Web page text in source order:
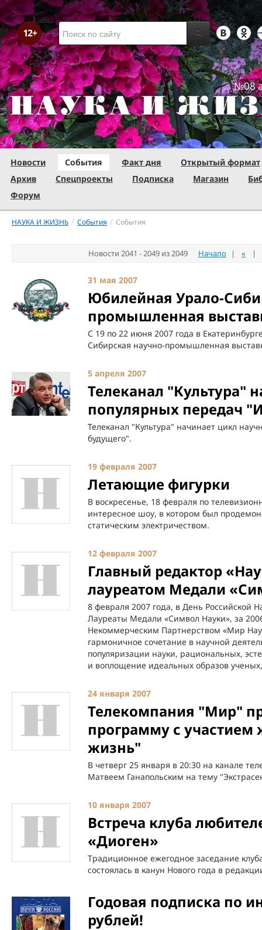
№08
Новости События Факт дня
Открытый формат
Архив
Спецпроекты Подписка Магазин
Форум
НАУКА И ЖИЗНЬ / События / События
Новости 2041 - 2049 из 2049 Начало | « |
31 мая 2007
Юбилейная Урало-
промышленная
С 19 по 22 июня 2007 года в
Сибирская научно-промышленная
5 апреля 2007
Телеканал "Культура"
популярных передач
Телеканал "Культура" начинает цикл
будущего".
19 февраля 2007
Летающие фигурки
В воскресенье, 18 февраля по
интересное шоу, в котором был
статическим электричеством.
12 февраля 2007
Главный редактор
лауреатом Медали
8 февраля 2007 года, в День Российской
Лауреаты Медали «Символ Науки», за
Некоммерческим Партнерством «Мир
гармоничное сочетание в научной
популяризации науки, рациональных,
и воплощение идеальных образов
24 января 2007
Телекомпания "Мир"
программу с участием
жизнь"
В четверг 25 января в 20:30 на канале
Матвеем Ганапольским на тему
10 января 2007
Встреча клуба
«Диоген»
Традиционное ежегодное заседание
состоялась в канун Нового года в
Годовая подписка по
рублей!